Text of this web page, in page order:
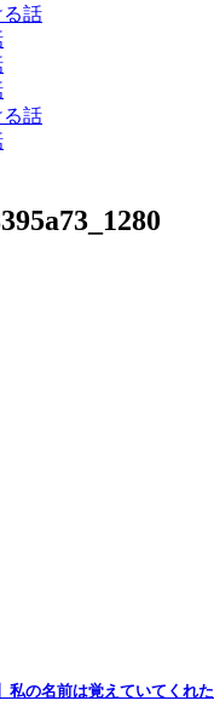
話
る話
私の名前は覚えていてくれた